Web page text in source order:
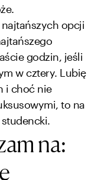
opcji
godzin, jeśli
w cztery. Lubię
i choć nie
to na
na: